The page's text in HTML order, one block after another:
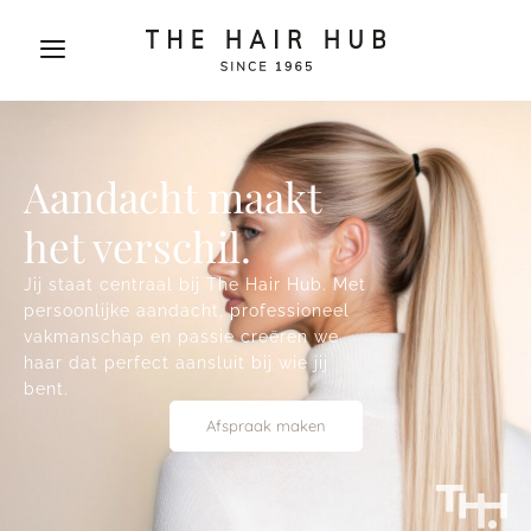
Aandacht maakt
het verschil.
Jij staat centraal bij The Hair Hub. Met
persoonlijke aandacht, professioneel
vakmanschap en passie creëren we
haar dat perfect aansluit bij wie jij
bent.
Afspraak maken